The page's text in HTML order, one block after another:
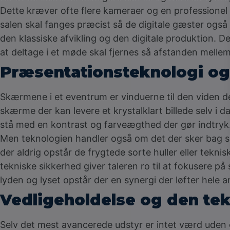
Dette kræver ofte flere kameraer og en
salen skal fanges præcist så de digitale gæster
den klassiske afvikling og den digitale produktion.
at deltage i et møde skal fjernes så afstanden
Præsentationsteknologi og
Skærmene i et eventrum er vinduerne til den viden
skærme der kan levere et krystalklart billede selv i
stå med en kontrast og farveægthed der gør
Men teknologien handler også om det der sker
der aldrig opstår de frygtede sorte huller eller
tekniske sikkerhed giver taleren ro til at fokusere
lyden og lyset opstår der en synergi der løfter hele
Vedligeholdelse og den
Selv det mest avancerede udstyr er intet værd